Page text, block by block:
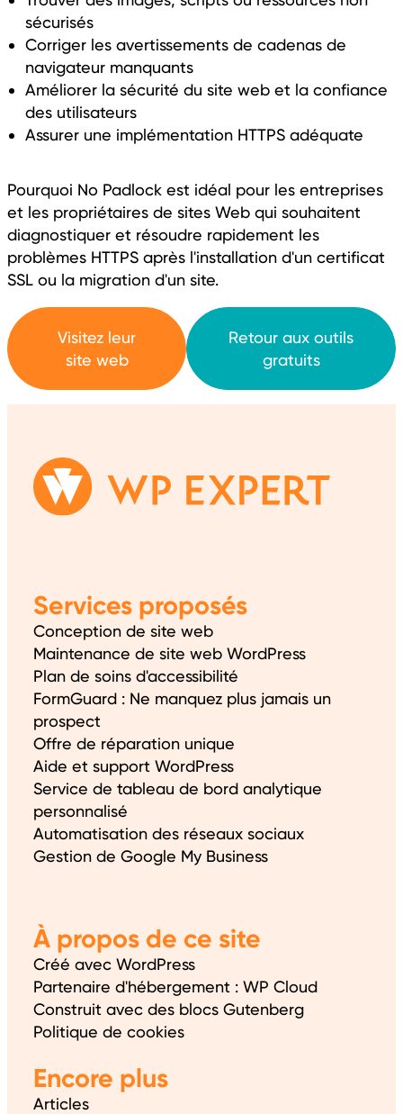
sécurisés
Corriger les avertissements de cadenas de
navigateur manquants
Améliorer la sécurité du site web et la confiance
des utilisateurs
Assurer une implémentation HTTPS adéquate
Pourquoi No Padlock est idéal pour les entreprises
et les propriétaires de sites Web qui souhaitent
diagnostiquer et résoudre rapidement les
problèmes HTTPS après l'installation d'un certificat
SSL ou la migration d'un site.
Visitez leur
site web
Retour aux outils
gratuits
Services proposés
Conception de site web
Maintenance de site web WordPress
Plan de soins d'accessibilité
FormGuard : Ne manquez plus jamais un
prospect
Offre de réparation unique
Aide et support WordPress
Service de tableau de bord analytique
personnalisé
Automatisation des réseaux sociaux
Gestion de Google My Business
À propos de ce site
Créé avec WordPress
Partenaire d'hébergement : WP Cloud
Construit avec des blocs Gutenberg
Politique de cookies
Encore plus
Articles